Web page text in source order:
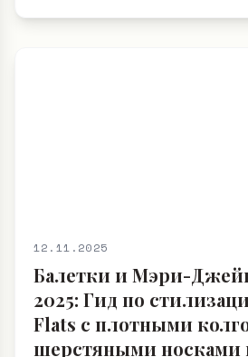
12.11.2025
Балетки и Мэри-
2025: Гид по
Flats с плотными
шерстяными носками